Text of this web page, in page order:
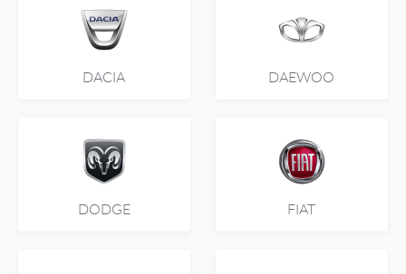
DACIA DAEWOO
DODGE FIAT